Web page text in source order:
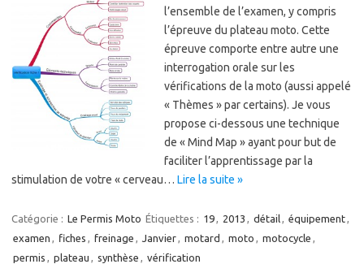
l’ensemble de l’examen, y compris
l’épreuve du plateau moto. Cette
épreuve comporte entre autre une
interrogation orale sur les
vérifications de la moto (aussi appelé
« Thèmes » par certains). Je vous
propose ci-dessous une technique
de « Mind Map » ayant pour but de
faciliter l’apprentissage par la
stimulation de votre « cerveau… Lire la suite »
Catégorie : Le Permis Moto Étiquettes : 19, 2013 , détail, équipement,
examen , fiches , freinage , Janvier, motard , moto , motocycle ,
permis , plateau , synthèse , vérification